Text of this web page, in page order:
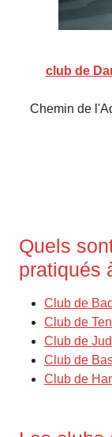
club de
Chemin de
Quels
pratiqués
Club de
Club de
Club de
Club de
Club de